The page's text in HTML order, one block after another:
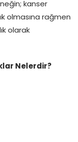
kanser
olmasına rağmen
olarak
Nelerdir?